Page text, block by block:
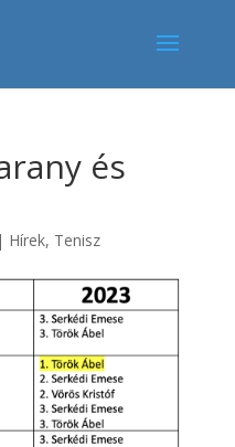
és
| Hírek, Tenisz